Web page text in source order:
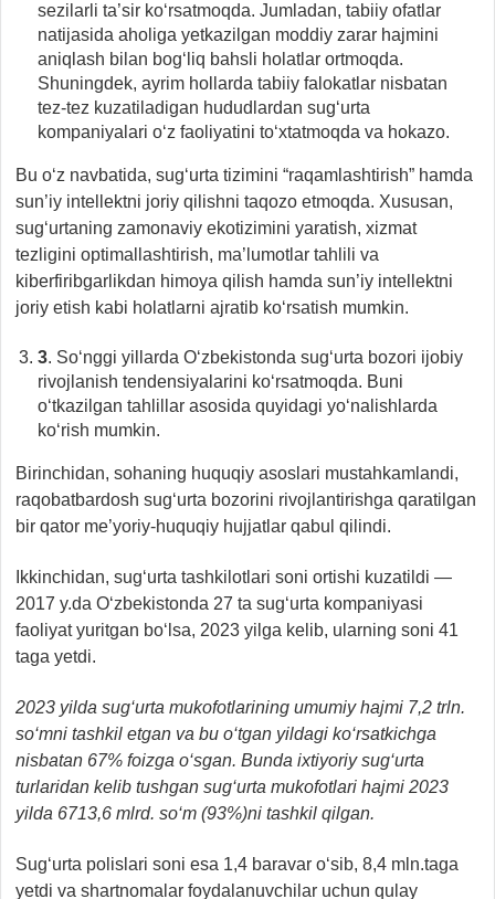
sezilarli ta’sir ko‘rsatmoqda. Jumladan, tabiiy ofatlar
natijasida aholiga yetkazilgan moddiy zarar hajmini
aniqlash bilan bog‘liq bahsli holatlar ortmoqda.
Shuningdek, ayrim hollarda tabiiy falokatlar nisbatan
tez-tez kuzatiladigan hududlardan sug‘urta
kompaniyalari o‘z faoliyatini to‘xtatmoqda va hokazo.
Bu o‘z navbatida, sug‘urta tizimini “raqamlashtirish” hamda
sun’iy intellektni joriy qilishni taqozo etmoqda. Xususan,
sug‘urtaning zamonaviy ekotizimini yaratish, xizmat
tezligini optimallashtirish, ma’lumotlar tahlili va
kiberfiribgarlikdan himoya qilish hamda sun’iy intellektni
joriy etish kabi holatlarni ajratib ko‘rsatish mumkin.
3. So‘nggi yillarda O‘zbekistonda sug‘urta bozori ijobiy
rivojlanish tendensiyalarini ko‘rsatmoqda. Buni
o‘tkazilgan tahlillar asosida quyidagi yo‘nalishlarda
ko‘rish mumkin.
Birinchidan, sohaning huquqiy asoslari mustahkamlandi,
raqobatbardosh sug‘urta bozorini rivojlantirishga qaratilgan
bir qator me’yoriy-huquqiy hujjatlar qabul qilindi.
Ikkinchidan, sug‘urta tashkilotlari soni ortishi kuzatildi —
2017 y.da O‘zbekistonda 27 ta sug‘urta kompaniyasi
faoliyat yuritgan bo‘lsa, 2023 yilga kelib, ularning soni 41
taga yetdi.
2023 yilda sug‘urta mukofotlarining umumiy hajmi 7,2 trln.
so‘mni tashkil etgan va bu o‘tgan yildagi ko‘rsatkichga
nisbatan 67% foizga o‘sgan. Bunda ixtiyoriy sug‘urta
turlaridan kelib tushgan sug‘urta mukofotlari hajmi 2023
yilda 6713,6 mlrd. so‘m (93%)ni tashkil qilgan.
Sug‘urta polislari soni esa 1,4 baravar o‘sib, 8,4 mln.taga
yetdi va shartnomalar foydalanuvchilar uchun qulay